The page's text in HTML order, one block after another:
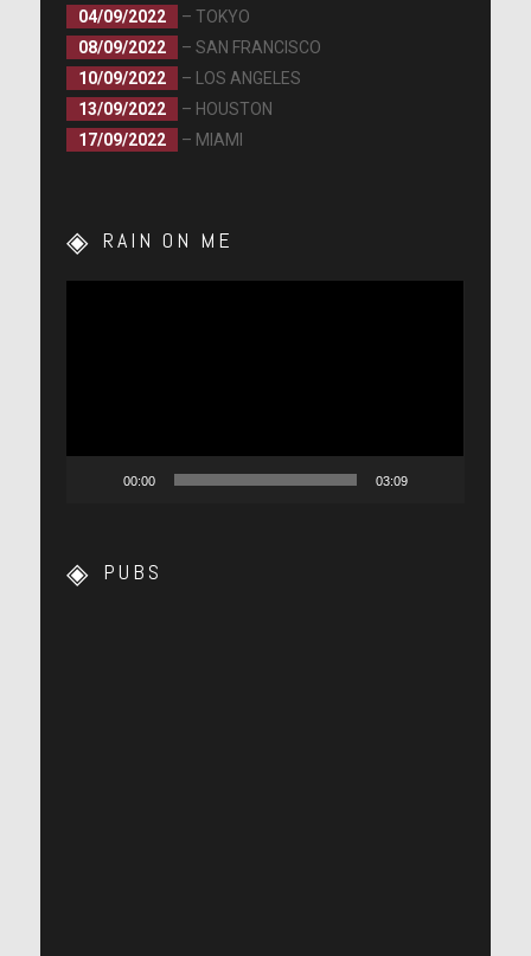
04/09/2022
– TOKYO
08/09/2022
– SAN FRANCISCO
10/09/2022
– LOS ANGELES
13/09/2022
– HOUSTON
17/09/2022
– MIAMI
RAIN ON ME
00:00 03:09
PUBS